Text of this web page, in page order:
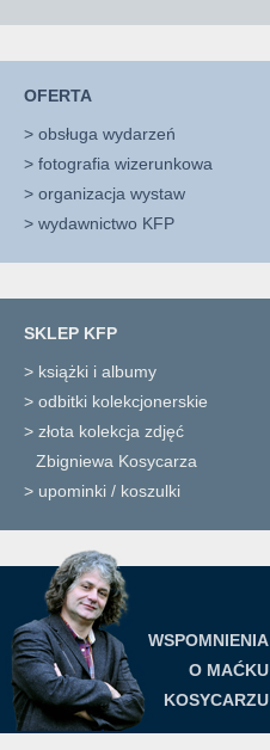
OFERTA
> obsługa wydarzeń
> fotografia wizerunkowa
> organizacja wystaw
> wydawnictwo KFP
SKLEP KFP
> książki i albumy
> odbitki kolekcjonerskie
> złota kolekcja zdjęć
Zbigniewa Kosycarza
> upominki / koszulki
WSPOMNIENIA
O MAĆKU
KOSYCARZU